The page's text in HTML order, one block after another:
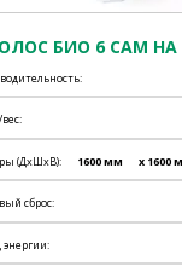
БИО 6 САМ НА
(ДхШхВ): 1600 мм x 1600
сброс:
энергии: